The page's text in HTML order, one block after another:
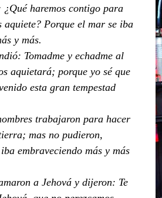
haremos contigo para
aquiete? Porque el mar se iba
y más.
Tomadme y echadme al
aquietará; porque yo sé que
esta gran tempestad
trabajaron para hacer
mas no pudieron,
embraveciendo más y más
a Jehová y dijeron: Te